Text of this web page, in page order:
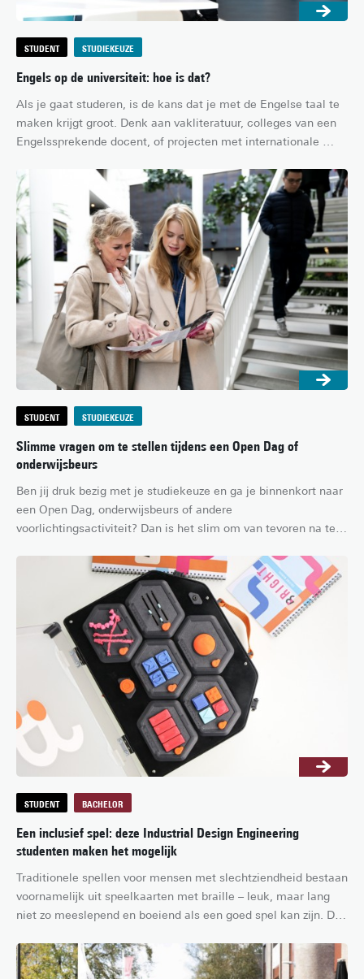
STUDENT STUDIEKEUZE
Engels op de universiteit: hoe is dat?
Als je gaat studeren, is de kans dat je met de Engelse taal te
maken krijgt groot. Denk aan vakliteratuur, colleges van een
Engelssprekende docent, of projecten met internationale
van de bacheloropleidingen in het Engels. Sommige
studenten vinden dit een pluspunt, terwijl anderen het
spannend vinden om in een andere taal te studeren. In dit
artikel vertellen we je alles over studeren in het Engels en
geven we je handige tips!
STUDENT STUDIEKEUZE
Slimme vragen om te stellen tijdens een Open Dag of
onderwijsbeurs
Ben jij druk bezig met je studiekeuze en ga je binnenkort naar
een Open Dag, onderwijsbeurs of andere
voorlichtingsactiviteit? Dan is het slim om van tevoren na te
een lijstje met vragen, zodat je op het evenement alles uit je
gesprekken met studenten, docenten en studieadviseurs kunt
halen. In dit artikel vind je inspiratie voor goede vragen om te
stellen tijdens een Open Dag of beurs!
STUDENT BACHELOR
Een inclusief spel: deze Industrial Design Engineering
studenten maken het mogelijk
Traditionele spellen voor mensen met slechtziendheid bestaan
voornamelijk uit speelkaarten met braille – leuk, maar lang
niet zo meeslepend en boeiend als een goed spel kan zijn. Dat
Kara, Leire, Martina, Marcello en Nuria dachten toen ze
begonnen met het ontwikkelen van BRIGHT, een inclusief